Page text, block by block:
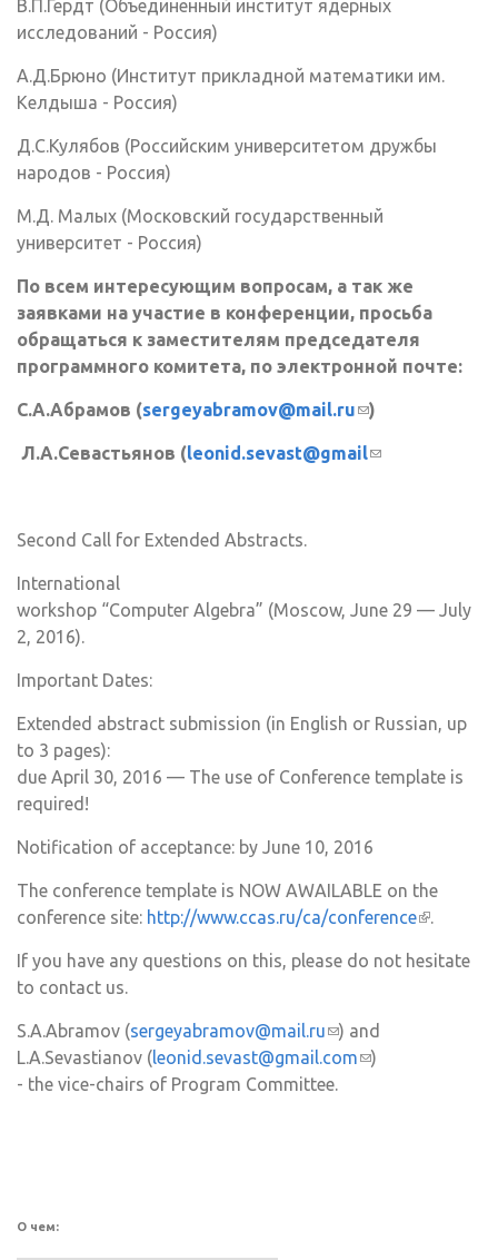
В.П.Гердт (Объединенный институт ядерных
исследований - Россия)
А.Д.Брюно (Институт прикладной математики им.
Келдыша - Россия)
Д.С.Кулябов (Российским университетом дружбы
народов - Россия)
М.Д. Малых (Московский государственный
университет - Россия)
По всем интересующим вопросам, а так же
заявками на участие в конференции, просьба
обращаться к заместителям председателя
программного комитета, по электронной почте:
С.А.Абрамов (sergeyabramov@mail.ru(ссылка для
email)
)
Л.А.Севастьянов (leonid.sevast@gmail(ссылка для
Second Call for Extended Abstracts.
International
workshop “Computer Algebra” (Moscow, June 29 — July
2, 2016).
Important Dates:
Extended abstract submission (in English or Russian, up
to 3 pages):
due April 30, 2016 — The use of Conference template is
required!
Notification of acceptance: by June 10, 2016
The conference template is NOW AWAILABLE on the
conference site: http://www.ccas.ru/ca/conference(внешняя
.
If you have any questions on this, please do not hesitate
to contact us.
S.A.Abramov (sergeyabramov@mail.ru(ссылка для
отправки email)
) and
L.A.Sevastianov (leonid.sevast@gmail.com(ссылка для
)
- the vice-chairs of Program Committee.
О чем: